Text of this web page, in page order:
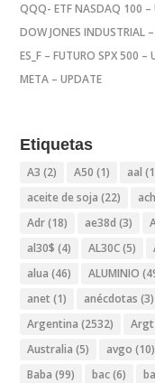
QQQ- ETF NASDAQ 100 –
DOW JONES INDUSTRIAL
ES_F – FUTURO SPX 500 –
META – UPDATE
Etiquetas
A3 (2) A50 (1) aal
aceite de soja (22)
Adr(18) ae38d (3)
al30$ (4) AL30C(5)
alua (46) ALUMINIO
anet (1) anécdotas (3)
Argentina (2532) Argt
Australia (5) avgo (10)
Baba (99) bac(6)